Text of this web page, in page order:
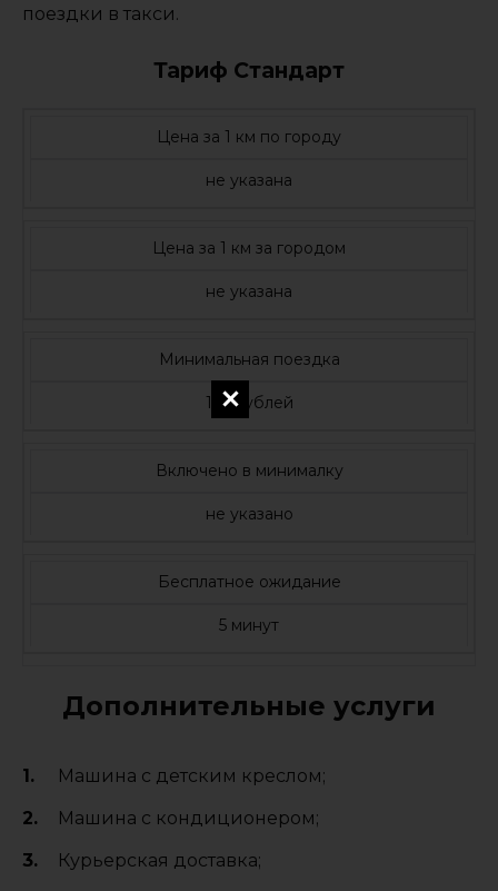
поездки в такси.
Тариф Стандарт
Цена за 1 км по городу
не указана
Цена за 1 км за городом
не указана
Минимальная поездка
110 рублей
Включено в минималку
не указано
Бесплатное ожидание
5 минут
Дополнительные услуги
Машина с детским креслом;
Машина с кондиционером;
Курьерская доставка;